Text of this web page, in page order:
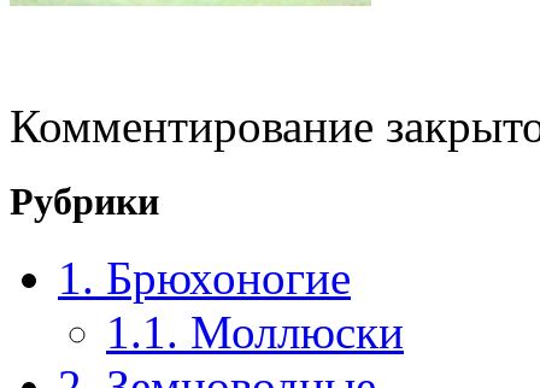
Комментирование
Рубрики
1. Брюхоногие
1.1. Моллюски